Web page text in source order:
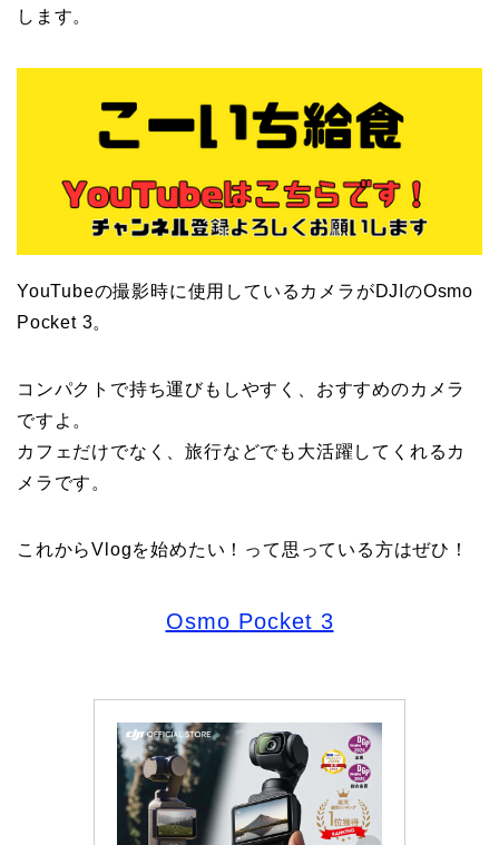
します。
YouTubeの撮影時に使用しているカメラがDJIのOsmo
Pocket 3。
コンパクトで持ち運びもしやすく、おすすめのカメラ
ですよ。
カフェだけでなく、旅行などでも大活躍してくれるカ
メラです。
これからVlogを始めたい！って思っている方はぜひ！
Osmo Pocket 3